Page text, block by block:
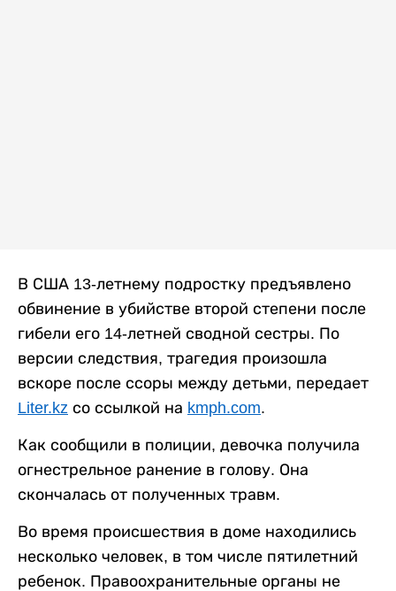
В США 13-летнему подростку предъявлено
обвинение в убийстве второй степени после
гибели его 14-летней сводной сестры. По
версии следствия, трагедия произошла
вскоре после ссоры между детьми, передает
Liter.kz со ссылкой на kmph.com.
Как сообщили в полиции, девочка получила
огнестрельное ранение в голову. Она
скончалась от полученных травм.
Во время происшествия в доме находились
несколько человек, в том числе пятилетний
ребенок. Правоохранительные органы не